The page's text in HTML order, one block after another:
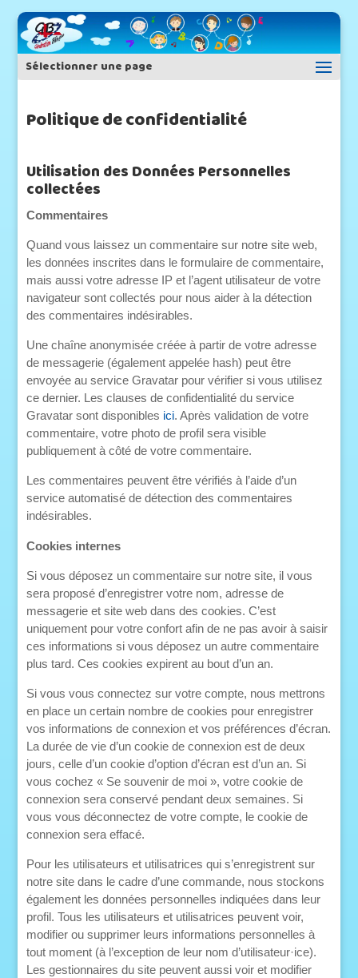
Sélectionner une page
Politique de confidentialité
Utilisation des Données Personnelles
collectées
Commentaires
Quand vous laissez un commentaire sur notre site web,
les données inscrites dans le formulaire de commentaire,
mais aussi votre adresse IP et l’agent utilisateur de votre
navigateur sont collectés pour nous aider à la détection
des commentaires indésirables.
Une chaîne anonymisée créée à partir de votre adresse
de messagerie (également appelée hash) peut être
envoyée au service Gravatar pour vérifier si vous utilisez
ce dernier. Les clauses de confidentialité du service
Gravatar sont disponibles ici. Après validation de votre
commentaire, votre photo de profil sera visible
publiquement à côté de votre commentaire.
Les commentaires peuvent être vérifiés à l’aide d’un
service automatisé de détection des commentaires
indésirables.
Cookies internes
Si vous déposez un commentaire sur notre site, il vous
sera proposé d’enregistrer votre nom, adresse de
messagerie et site web dans des cookies. C’est
uniquement pour votre confort afin de ne pas avoir à saisir
ces informations si vous déposez un autre commentaire
plus tard. Ces cookies expirent au bout d’un an.
Si vous vous connectez sur votre compte, nous mettrons
en place un certain nombre de cookies pour enregistrer
vos informations de connexion et vos préférences d’écran.
La durée de vie d’un cookie de connexion est de deux
jours, celle d’un cookie d’option d’écran est d’un an. Si
vous cochez « Se souvenir de moi », votre cookie de
connexion sera conservé pendant deux semaines. Si
vous vous déconnectez de votre compte, le cookie de
connexion sera effacé.
Pour les utilisateurs et utilisatrices qui s’enregistrent sur
notre site dans le cadre d’une commande, nous stockons
également les données personnelles indiquées dans leur
profil. Tous les utilisateurs et utilisatrices peuvent voir,
modifier ou supprimer leurs informations personnelles à
tout moment (à l’exception de leur nom d’utilisateur·ice).
Les gestionnaires du site peuvent aussi voir et modifier